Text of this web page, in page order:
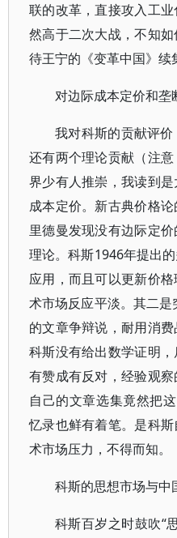
联的改革，直接攻入工
然高于二次大战，不知
待王宁的《变革中国》续
对边际成本定价和垄
我对科斯的贡献评
还有两个理论贡献（注
界少有人推崇，我读到
成本定价。新古典价格
里德曼发现没有边际定
理论。科斯1946年提出
应用，而且可以更新价
术市场反应平淡。其二
的文章争辩说，耐用消
科斯没有给出数学证明
有赞成有反对，经验观
自己的文章选集竟然把
忆录也鲜有着笔。是科
术市场压力，不得而知。
科斯的思想市场与中
科斯百岁之时鼓吹“